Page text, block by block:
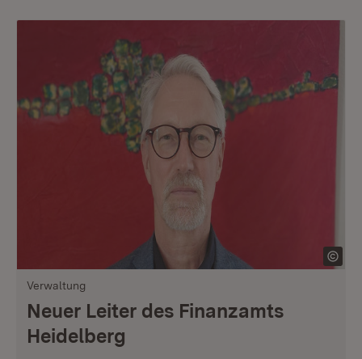
Verwaltung
Neuer Leiter des Finanzamts
Heidelberg